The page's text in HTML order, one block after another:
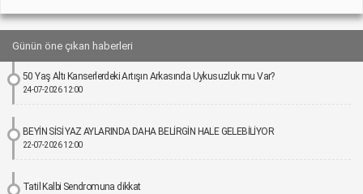
Günün öne çıkan haberleri
50 Yaş Altı Kanserlerdeki Artışın Arkasında Uykusuzluk mu Var?
24-07-2026 12:00
BEYİN SİSİ YAZ AYLARINDA DAHA BELİRGİN HALE GELEBİLİYOR
22-07-2026 12:00
Tatil Kalbi Sendromuna dikkat